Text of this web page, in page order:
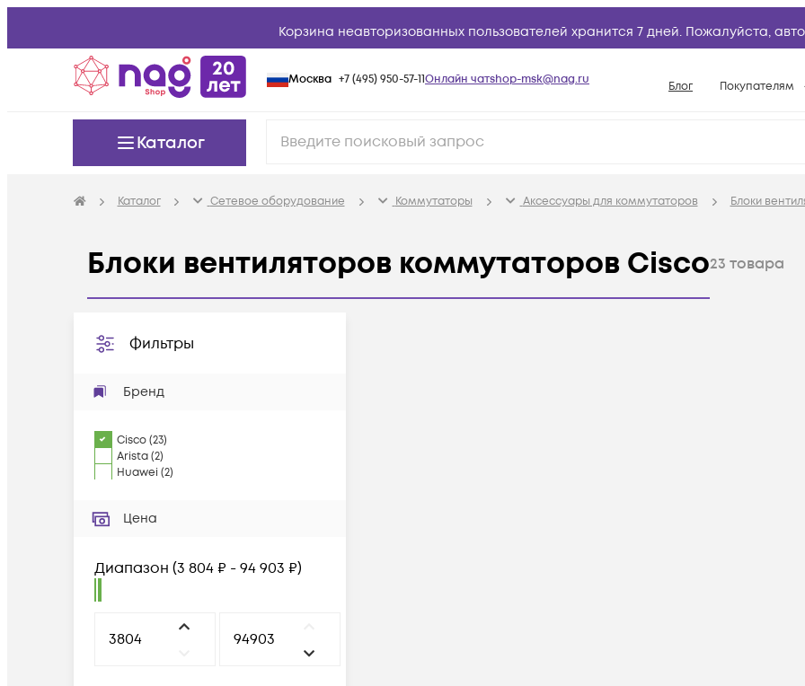
Корзина неавторизованных пользователей хранится 7 дней. Пожалуйста,
Москва +7 (495) 950-57-11Онлайн чатshop-msk@nag.ru Блог Покупателям
Условия
Возврат
Каталог
Каталог Сетевое оборудование Коммутаторы Аксессуары для коммутаторов Блоки
Блоки вентиляторов коммутаторов Cisco23 товара
Фильтры
Бренд
Cisco(23)
Arista(2)
Huawei (2)
Цена
Диапазон (3 804 ₽ - 94 903 ₽)